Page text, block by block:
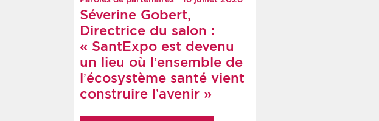
Séverine Gobert,
Directrice du salon :
« SantExpo est devenu
un lieu où l’ensemble de
l’écosystème santé vient
construire l’avenir »